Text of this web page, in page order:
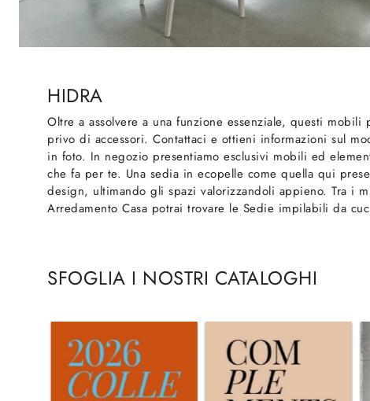
HIDRA
Oltre a assolvere a una funzione essenziale, questi
privo di accessori. Contattaci e ottieni informazioni sul
in foto. In negozio presentiamo esclusivi mobili ed
che fa per te. Una sedia in ecopelle come quella qui
design, ultimando gli spazi valorizzandoli appieno. Tra i
Arredamento Casa potrai trovare le Sedie impilabili da
SFOGLIA I NOSTRI CATALOGHI